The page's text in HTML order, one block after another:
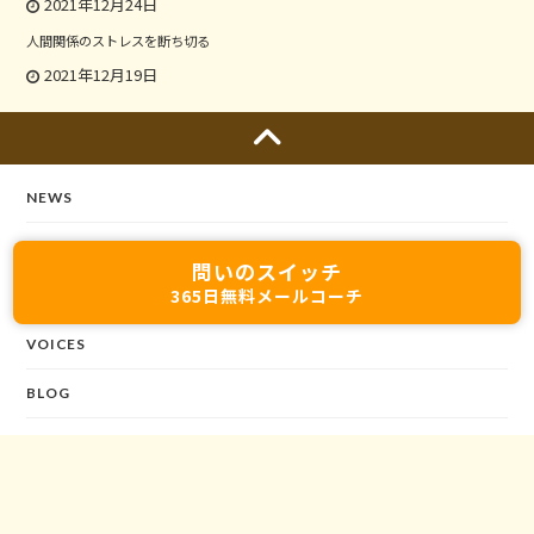
人間関係のストレスを断ち切る
2021年12月19日
NEWS
ABOUT US
VOICES
BLOG
問いのスイッチ
365日無料メールコーチ